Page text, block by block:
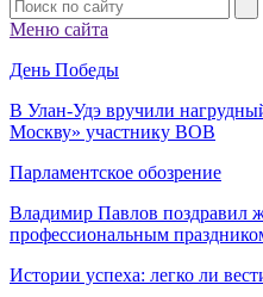
Меню сайта
День Победы
В Улан-Удэ вручили
Москву» участнику ВОВ
Парламентское обозрение
Владимир Павлов поздравил
профессиональным
Истории успеха: легко ли